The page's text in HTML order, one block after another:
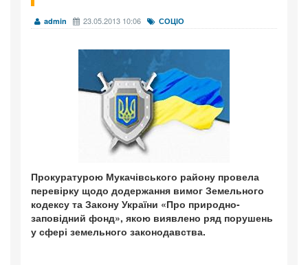
admin 23.05.2013 10:06 СОЦІО
Прокуратурою Мукачівського району провела
перевірку щодо додержання вимог Земельного
кодексу та Закону України «Про природно-
заповідний фонд», якою виявлено ряд порушень
у сфері земельного законодавства.